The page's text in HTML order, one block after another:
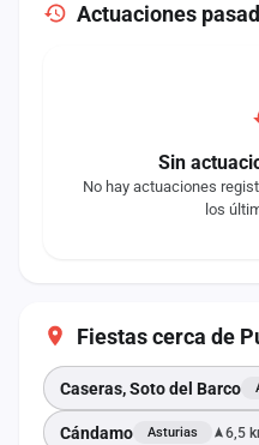
Actuaciones
Sin
No hay actuaciones
los
Fiestas cerca de
Caseras, Soto del Barco
Cándamo Asturias 6,5